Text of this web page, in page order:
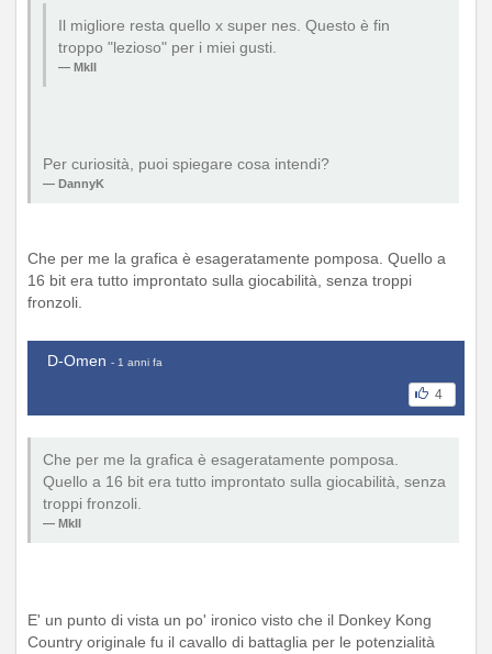
Il migliore resta quello x super nes. Questo è fin
troppo "lezioso" per i miei gusti.
MkII
Per curiosità, puoi spiegare cosa intendi?
DannyK
Che per me la grafica è esageratamente pomposa. Quello a
16 bit era tutto improntato sulla giocabilità, senza troppi
fronzoli.
D-Omen - 1 anni fa
4
Che per me la grafica è esageratamente pomposa.
Quello a 16 bit era tutto improntato sulla giocabilità, senza
troppi fronzoli.
MkII
E' un punto di vista un po' ironico visto che il Donkey Kong
Country originale fu il cavallo di battaglia per le potenzialità